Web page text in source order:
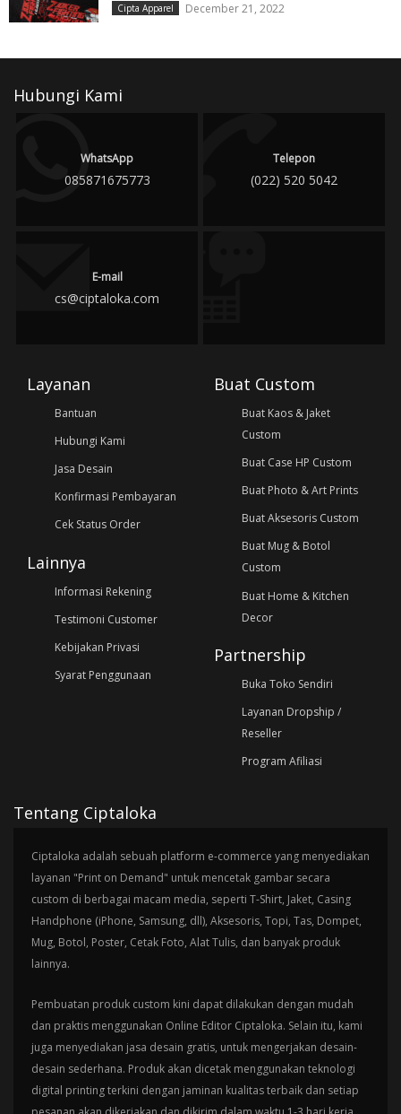
Cipta Apparel December 21, 2022
Hubungi Kami
WhatsApp
085871675773
Telepon
(022) 520 5042
E-mail
cs@ciptaloka.com
Layanan
Bantuan
Hubungi Kami
Jasa Desain
Konfirmasi Pembayaran
Cek Status Order
Lainnya
Informasi Rekening
Testimoni Customer
Kebijakan Privasi
Syarat Penggunaan
Buat Custom
Buat Kaos & Jaket
Custom
Buat Case HP Custom
Buat Photo & Art Prints
Buat Aksesoris Custom
Buat Mug & Botol
Custom
Buat Home & Kitchen
Decor
Partnership
Buka Toko Sendiri
Layanan Dropship /
Reseller
Program Afiliasi
Tentang Ciptaloka
Ciptaloka adalah sebuah platform e-commerce yang menyediakan
layanan "Print on Demand" untuk mencetak gambar secara
custom di berbagai macam media, seperti T-Shirt, Jaket, Casing
Handphone (iPhone, Samsung, dll), Aksesoris, Topi, Tas, Dompet,
Mug, Botol, Poster, Cetak Foto, Alat Tulis, dan banyak produk
lainnya.
Pembuatan produk custom kini dapat dilakukan dengan mudah
dan praktis menggunakan Online Editor Ciptaloka. Selain itu, kami
juga menyediakan jasa desain gratis, untuk mengerjakan desain-
desain sederhana. Produk akan dicetak menggunakan teknologi
digital printing terkini dengan jaminan kualitas terbaik dan setiap